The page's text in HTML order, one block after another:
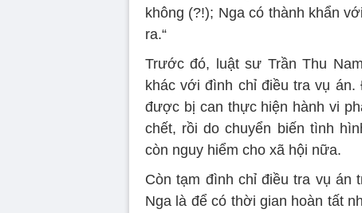
không (?!); Nga có thành khẩn
ra.“
Trước đó, luật sư Trần Thu
khác với đình chỉ điều tra vụ
được bị can thực hiện hành vi
chết, rồi do chuyển biến tình
còn nguy hiểm cho xã hội nữa.
Còn tạm đình chỉ điều tra vụ
Nga là để có thời gian hoàn tất